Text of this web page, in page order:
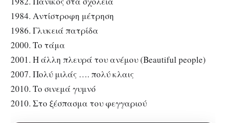
1984. Αντίστροφη μέτρηση
1986. Γλυκειά πατρίδα
2000. Το τάμα
2001. Η άλλη πλευρά του ανέμου (Beautiful people)
2007. Πολύ μιλάς …. πολύ κλαις
2010. Το σινεμά γυμνό
2010. Στο ξέσπασμα του φεγγαριού